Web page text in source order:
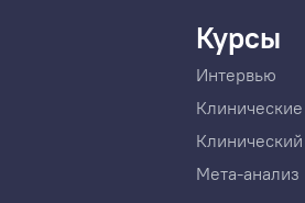
Курсы
Интервью
Мета-анализ